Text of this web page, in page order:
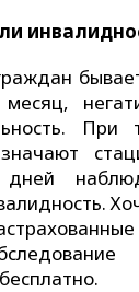
месяц,
При